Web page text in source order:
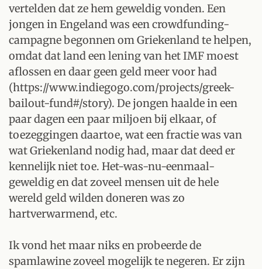
vertelden dat ze hem geweldig vonden. Een
jongen in Engeland was een crowdfunding-
campagne begonnen om Griekenland te helpen,
omdat dat land een lening van het IMF moest
aflossen en daar geen geld meer voor had
(https://www.indiegogo.com/projects/greek-
bailout-fund#/story). De jongen haalde in een
paar dagen een paar miljoen bij elkaar, of
toezeggingen daartoe, wat een fractie was van
wat Griekenland nodig had, maar dat deed er
kennelijk niet toe. Het-was-nu-eenmaal-
geweldig en dat zoveel mensen uit de hele
wereld geld wilden doneren was zo
hartverwarmend, etc.
Ik vond het maar niks en probeerde de
spamlawine zoveel mogelijk te negeren. Er zijn